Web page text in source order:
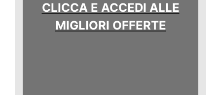
CLICCA E ACCEDI ALLE
MIGLIORI OFFERTE